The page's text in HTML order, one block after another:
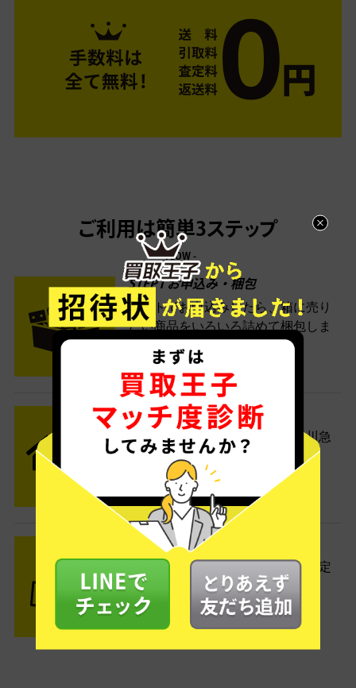
ご利用は簡単3ステップ
- FLOW -
STEP1 お申込み・梱包
ネットでお申込みしたら、箱に売り
たい商品をいろいろ詰めて梱包しま
STEP2 発送
送料無料でご自宅から発送！佐川急
便がご自宅まで引き取りに伺いま
STEP3 ご入金
査定結果はメールでお知らせ。査定
結果がOKなら金額をお支払い！